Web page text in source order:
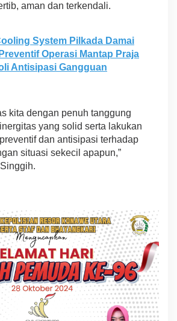
aman dan terkendali.
System Pilkada Damai
Operasi Mantap Praja
Antisipasi Gangguan
kita dengan penuh tanggung
yang solid serta lakukan
dan antisipasi terhadap
situasi sekecil apapun,”